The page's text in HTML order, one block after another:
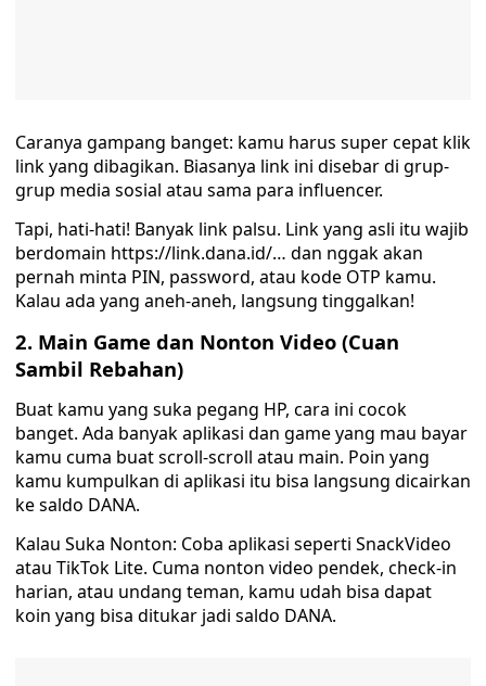
Caranya gampang banget: kamu harus super cepat klik
link yang dibagikan. Biasanya link ini disebar di grup-
grup media sosial atau sama para influencer.
Tapi, hati-hati! Banyak link palsu. Link yang asli itu wajib
berdomain https://link.dana.id/… dan nggak akan
pernah minta PIN, password, atau kode OTP kamu.
Kalau ada yang aneh-aneh, langsung tinggalkan!
2. Main Game dan Nonton Video (Cuan
Sambil Rebahan)
Buat kamu yang suka pegang HP, cara ini cocok
banget. Ada banyak aplikasi dan game yang mau bayar
kamu cuma buat scroll-scroll atau main. Poin yang
kamu kumpulkan di aplikasi itu bisa langsung dicairkan
ke saldo DANA.
Kalau Suka Nonton: Coba aplikasi seperti SnackVideo
atau TikTok Lite. Cuma nonton video pendek, check-in
harian, atau undang teman, kamu udah bisa dapat
koin yang bisa ditukar jadi saldo DANA.